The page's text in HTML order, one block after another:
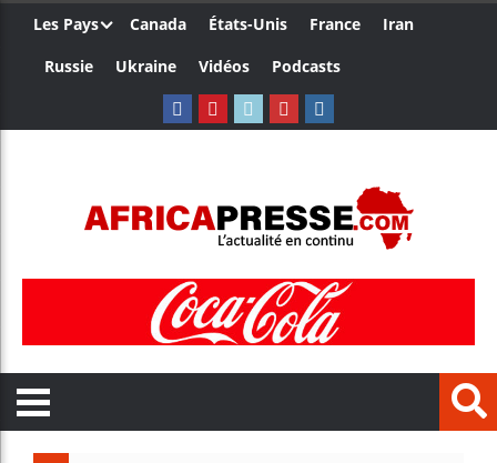
Les Pays Canada États-Unis France
Iran
Russie
Ukraine Vidéos Podcasts